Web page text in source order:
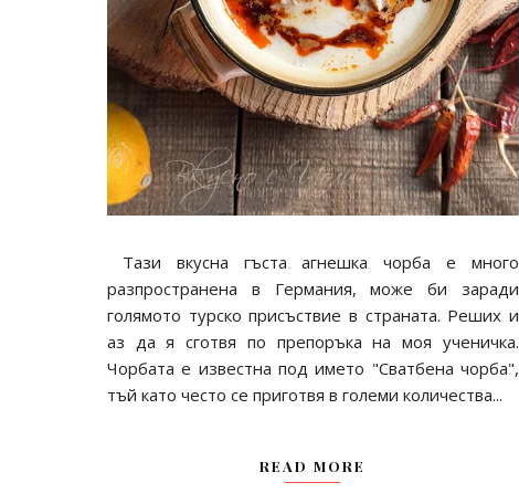
Тази вкусна гъста агнешка чорба е много
разпространена в Германия, може би заради
голямото турско присъствие в страната. Реших и
аз да я сготвя по препоръка на моя ученичка.
Чорбата е известна под името "Сватбена чорба",
тъй като често се приготвя в големи количества...
READ MORE